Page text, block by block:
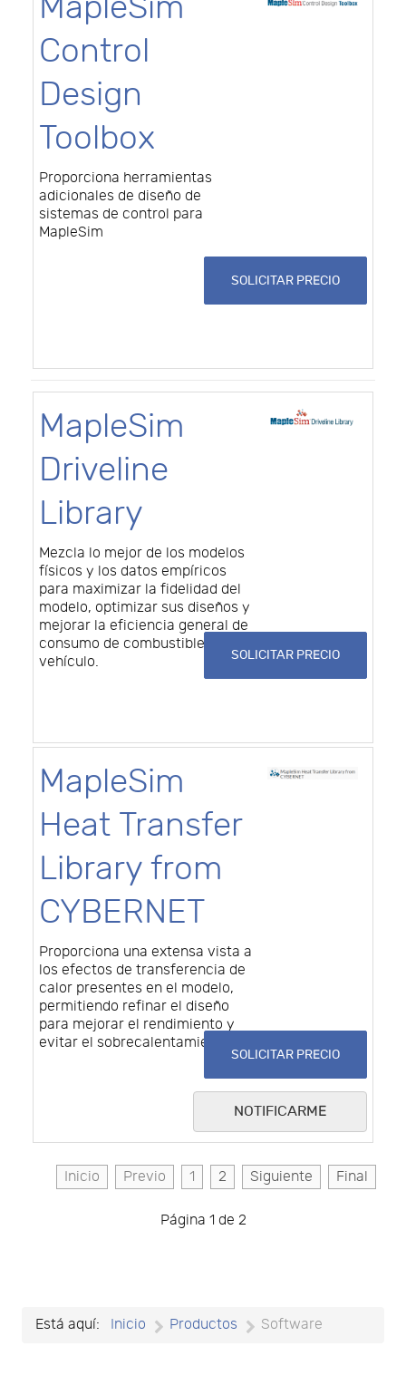
Control
Design
Toolbox
Proporciona herramientas
adicionales de diseño de
sistemas de control para
MapleSim
SOLICITAR PRECIO
MapleSim
Driveline
Library
Mezcla lo mejor de los modelos
físicos y los datos empíricos
para maximizar la fidelidad del
modelo, optimizar sus diseños y
mejorar la eficiencia general de
consumo de combustible del
vehículo.
SOLICITAR PRECIO
MapleSim
Heat Transfer
Library from
CYBERNET
Proporciona una extensa vista a
los efectos de transferencia de
calor presentes en el modelo,
permitiendo refinar el diseño
para mejorar el rendimiento y
evitar el sobrecalentamiento.
SOLICITAR PRECIO
NOTIFICARME
Inicio Previo 1 2 Siguiente Final
Página 1 de 2
Está aquí: Inicio Productos Software